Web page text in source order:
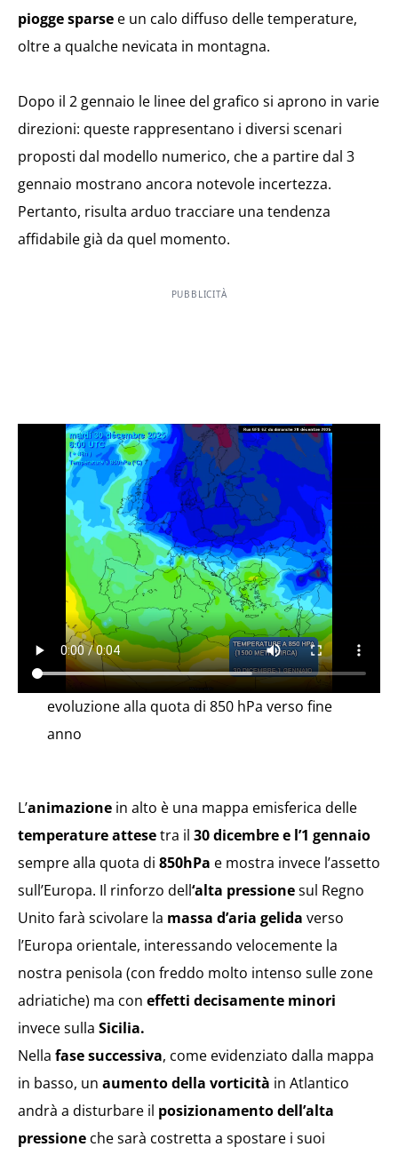
piogge sparse e un calo diffuso delle temperature,
oltre a qualche nevicata in montagna.
Dopo il 2 gennaio le linee del grafico si aprono in varie
direzioni: queste rappresentano i diversi scenari
proposti dal modello numerico, che a partire dal 3
gennaio mostrano ancora notevole incertezza.
Pertanto, risulta arduo tracciare una tendenza
affidabile già da quel momento.
PUBBLICITÀ
evoluzione alla quota di 850 hPa verso fine
anno
L’animazione in alto è una mappa emisferica delle
temperature attesetra il 30 dicembre e l’1 gennaio
sempre alla quota di 850hPa e mostra invece l’assetto
sull’Europa. Il rinforzo dell‘alta pressionesul Regno
Unito farà scivolare la massa d’aria gelida verso
l’Europa orientale, interessando velocemente la
nostra penisola (con freddo molto intenso sulle zone
adriatiche) ma con effetti decisamente minori
invece sulla Sicilia.
Nella fase successiva, come evidenziato dalla mappa
in basso, un aumento della vorticità in Atlantico
andrà a disturbare il posizionamento dell’alta
pressione che sarà costretta a spostare i suoi